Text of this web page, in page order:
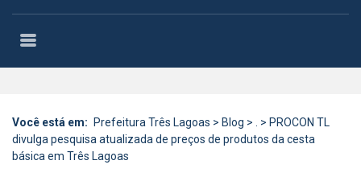
Você está em: Prefeitura Três Lagoas > Blog > . > PROCON TL
divulga pesquisa atualizada de preços de produtos da cesta
básica em Três Lagoas